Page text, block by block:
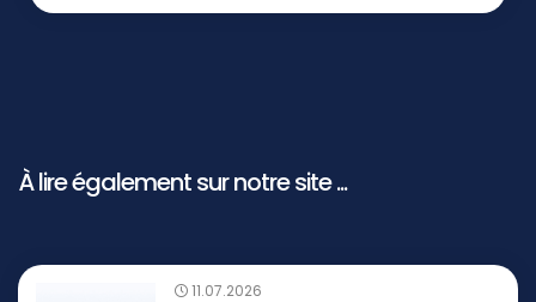
À lire également sur notre site ...
11.07.2026